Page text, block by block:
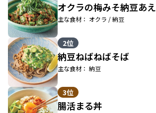
オクラの梅みそ納豆あえ
主な食材： オクラ / 納豆
2位
納豆ねばねばそば
主な食材： 納豆
3位
腸活まる丼